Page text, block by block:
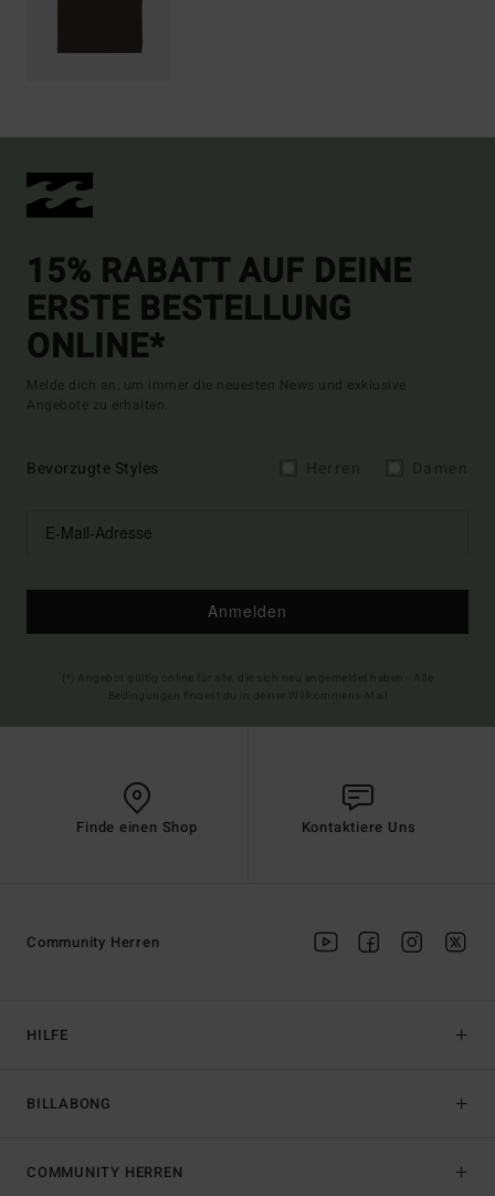
15% RABATT AUF DEINE
ERSTE BESTELLUNG
ONLINE*
Melde dich an, um immer die neuesten News und exklusive
Angebote zu erhalten.
Bevorzugte Styles
Anmelden
Finde einen Shop Kontaktiere Uns
HILFE
BILLABONG
Community Herren
COMMUNITY HERREN